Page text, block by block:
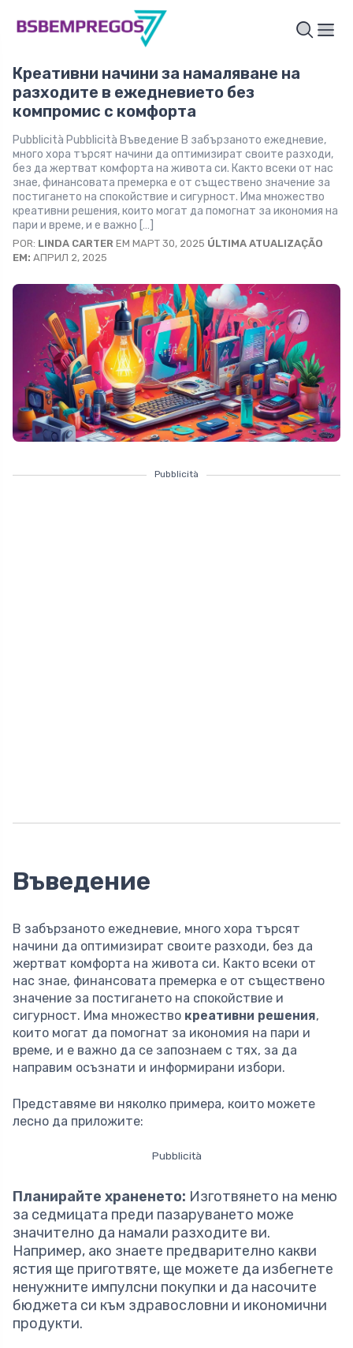
Креативни начини за намаляване на
разходите в ежедневието без
компромис с комфорта
Pubblicità Pubblicità Въведение В забързаното ежедневие,
много хора търсят начини да оптимизират своите разходи,
без да жертват комфорта на живота си. Както всеки от нас
знае, финансовата премерка е от съществено значение за
постигането на спокойствие и сигурност. Има множество
креативни решения, които могат да помогнат за икономия на
пари и време, и е важно […]
POR: LINDA CARTER EM МАРТ 30, 2025 ÚLTIMA ATUALIZAÇÃO
EM: АПРИЛ 2, 2025
Pubblicità
Въведение
В забързаното ежедневие, много хора търсят
начини да оптимизират своите разходи, без да
жертват комфорта на живота си. Както всеки от
нас знае, финансовата премерка е от съществено
значение за постигането на спокойствие и
сигурност. Има множество креативни решения,
които могат да помогнат за икономия на пари и
време, и е важно да се запознаем с тях, за да
направим осъзнати и информирани избори.
Представяме ви няколко примера, които можете
лесно да приложите:
Pubblicità
Планирайте храненето: Изготвянето на меню
за седмицата преди пазаруването може
значително да намали разходите ви.
Например, ако знаете предварително какви
ястия ще приготвяте, ще можете да избегнете
ненужните импулсни покупки и да насочите
бюджета си към здравословни и икономични
продукти.